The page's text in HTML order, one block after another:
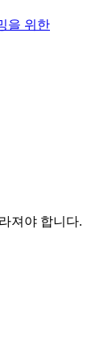
을 위한
져야 합니다.